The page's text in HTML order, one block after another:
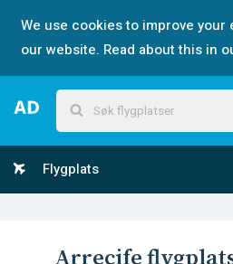
We use cookies to improve your
our website. Read about this in
Flygplats
Arrecife